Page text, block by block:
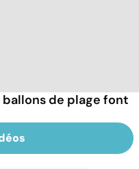
de plage font